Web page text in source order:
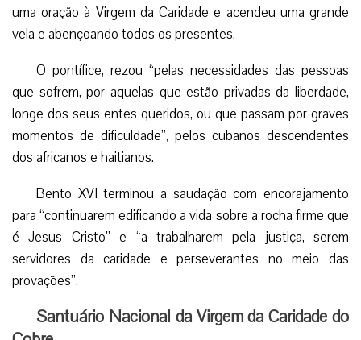
uma oração à Virgem da Caridade e acendeu uma grande
vela e abençoando todos os presentes.
O pontífice, rezou “pelas necessidades das pessoas
que sofrem, por aquelas que estão privadas da liberdade,
longe dos seus entes queridos, ou que passam por graves
momentos de dificuldade”, pelos cubanos descendentes
dos africanos e haitianos.
Bento XVI terminou a saudação com encorajamento
para “continuarem edificando a vida sobre a rocha firme que
é Jesus Cristo” e “a trabalharem pela justiça, serem
servidores da caridade e perseverantes no meio das
provações”.
Santuário Nacional da Virgem da Caridade do